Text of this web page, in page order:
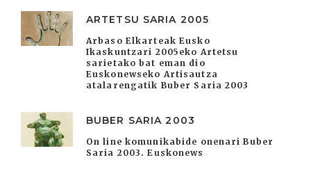
ARTETSU SARIA 2005
Arbaso Elkarteak Eusko
Ikaskuntzari 2005eko Artetsu
sarietako bat eman dio
Euskonewseko Artisautza
atalarengatik Buber Saria 2003
BUBER SARIA 2003
On line komunikabide onenari Buber
Saria 2003. Euskonews